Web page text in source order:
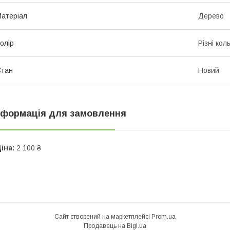
Дерево
Різні
Новий
для замовлення
2 100 ₴
Сайт створений на маркетплейсі Prom.ua
Продавець на Bigl.ua